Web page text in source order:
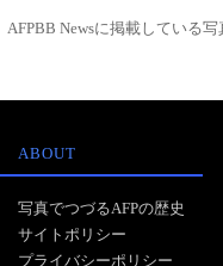
AFPBB Newsに掲載している
ABOUT
写真でつづるAFPの歴史
サイトポリシー
プライバシーポリシー